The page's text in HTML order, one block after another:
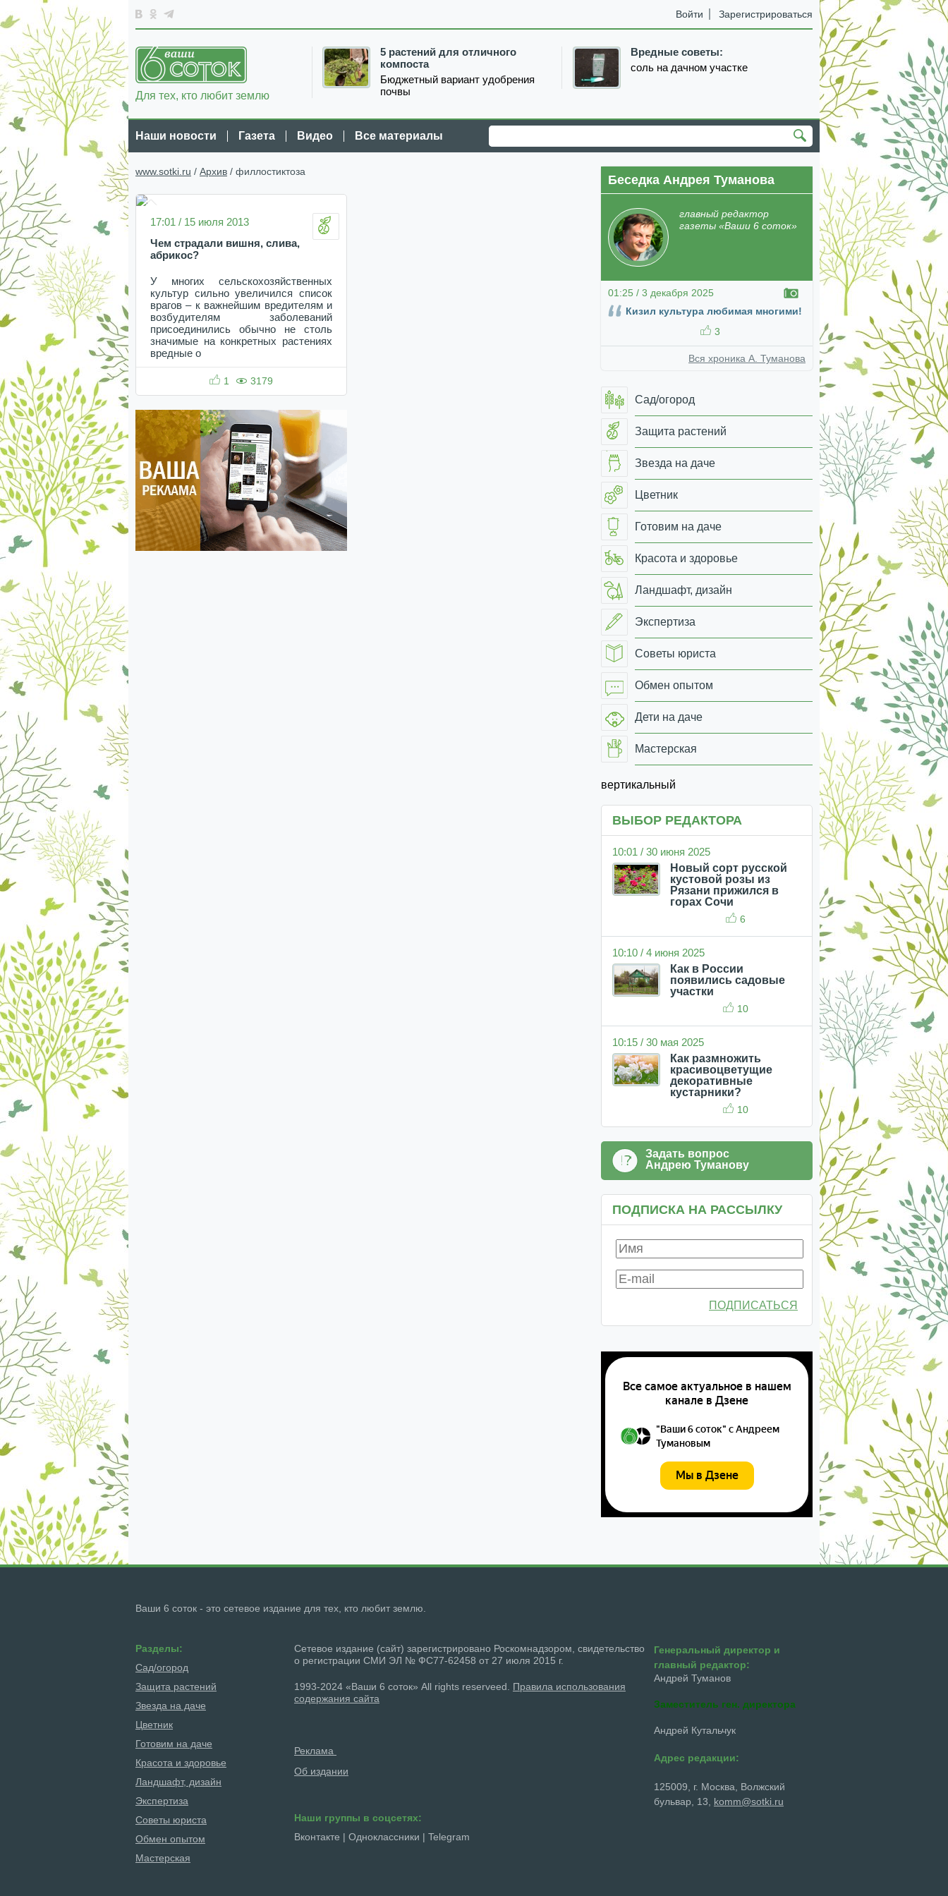
Войти Зарегистрироваться
5 растений для отличного
компоста
Бюджетный вариант удобрения
почвы
Вредные советы:
соль на дачном участке
Для тех, кто любит землю
Наши новости Газета Видео Все материалы
www.sotki.ru / Архив / филлостиктоза
17:01 / 15 июля 2013
Чем страдали вишня, слива,
абрикос?
У многих сельскохозяйственных
культур сильно увеличился список
врагов – к важнейшим вредителям и
возбудителям заболеваний
присоединились обычно не столь
значимые на конкретных растениях
вредные о
1 3179
Беседка Андрея Туманова
главный редактор
газеты «Ваши 6 соток»
01:25 / 3 декабря 2025
Кизил культура любимая многими!
3
Вся хроника А. Туманова
Сад/огород
Защита растений
Звезда на даче
Цветник
Готовим на даче
Красота и здоровье
Ландшафт, дизайн
Экспертиза
Советы юриста
Обмен опытом
Дети на даче
Мастерская
вертикальный
ВЫБОР РЕДАКТОРА
10:01 / 30 июня 2025
Новый сорт русской
кустовой розы из
Рязани прижился в
горах Сочи
6
10:10 / 4 июня 2025
Как в России
появились садовые
участки
10
10:15 / 30 мая 2025
Как размножить
красивоцветущие
декоративные
кустарники?
10
Задать вопрос
Андрею Туманову
ПОДПИСКА НА РАССЫЛКУ
ПОДПИСАТЬСЯ
Ваши 6 соток - это сетевое издание для тех, кто любит землю.
Разделы:
Сад/огород
Защита растений
Звезда на даче
Цветник
Готовим на даче
Красота и здоровье
Ландшафт, дизайн
Экспертиза
Советы юриста
Обмен опытом
Мастерская
Сетевое издание (сайт) зарегистрировано Роскомнадзором, свидетельство
о регистрации СМИ ЭЛ № ФС77-62458 от 27 июля 2015 г.
1993-2024 «Ваши 6 соток» All rights reserveed. Правила использования
содержания сайта
Реклама
Об издании
Наши группы в соцсетях:
Вконтакте | Одноклассники | Telegram
Генеральный директор и
главный редактор:
Андрей Туманов
Заместитель ген. директора
Андрей Кутальчук
Адрес редакции:
125009, г. Москва, Волжский
бульвар, 13, komm@sotki.ru